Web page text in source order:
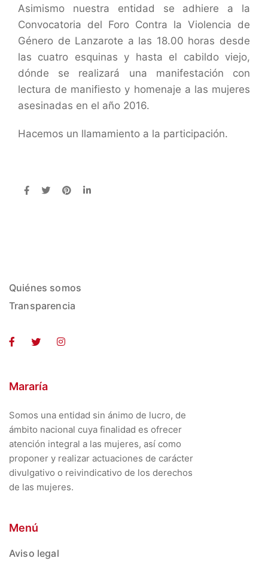
Asimismo nuestra entidad se adhiere a la
Convocatoria del Foro Contra la Violencia de
Género de Lanzarote a las 18.00 horas desde
las cuatro esquinas y hasta el cabildo viejo,
dónde se realizará una manifestación con
lectura de manifiesto y homenaje a las mujeres
asesinadas en el año 2016.
Hacemos un llamamiento a la participación.
Quiénes somos
Transparencia
Mararía
Somos una entidad sin ánimo de lucro, de
ámbito nacional cuya finalidad es ofrecer
atención integral a las mujeres, así como
proponer y realizar actuaciones de carácter
divulgativo o reivindicativo de los derechos
de las mujeres.
Menú
Aviso legal